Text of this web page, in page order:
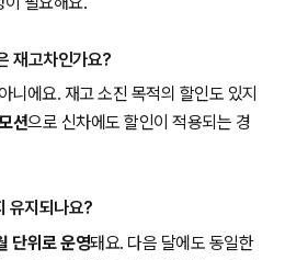
재고차인가요?
니에요. 재고 소진 목적의 할인도 있지
션으로 신차에도 할인이 적용되는 경
유지되나요?
단위로 운영돼요. 다음 달에도 동일한